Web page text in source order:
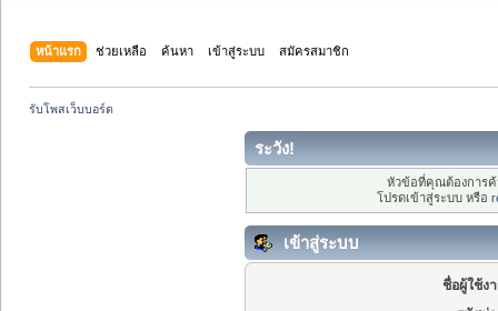
หน้าแรก ช่วยเหลือ ค้นหา เข้าสู่ระบบ สมัครสมาชิก
รับโพสเว็บบอร์ด
ระวัง!
หัวข้อที่คุณต้องการ
โปรดเข้าสู่ระบบ หรือ
เข้าสู่ระบบ
ชื่อผู้ใช้ง